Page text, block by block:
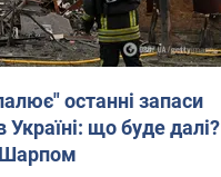
останні запаси
Україні: що буде далі?
Шарпом